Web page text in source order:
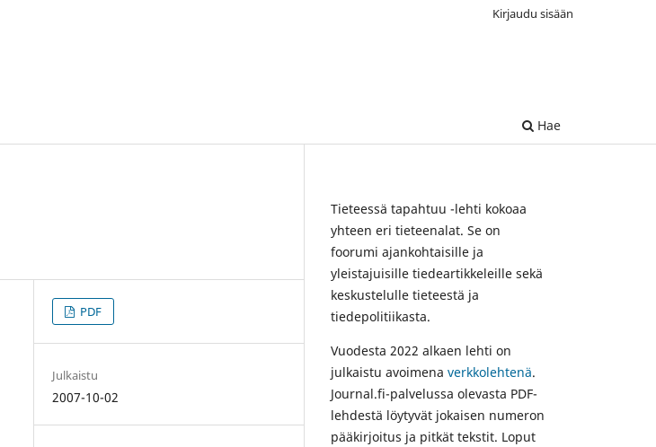
Hae
Kirjaudu sisään
PDF
Julkaistu
2007-10-02
Tieteessä tapahtuu -lehti kokoaa
yhteen eri tieteenalat. Se on
foorumi ajankohtaisille ja
yleistajuisille tiedeartikkeleille sekä
keskustelulle tieteestä ja
tiedepolitiikasta.
Vuodesta 2022 alkaen lehti on
julkaistu avoimena verkkolehtenä.
Journal.fi-palvelussa olevasta PDF-
lehdestä löytyvät jokaisen numeron
pääkirjoitus ja pitkät tekstit. Loput